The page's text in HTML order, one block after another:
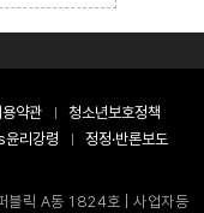
용약관
청소년보호정책
리강령
정정·반론보도
블릭 A동 1824호 | 사업자등